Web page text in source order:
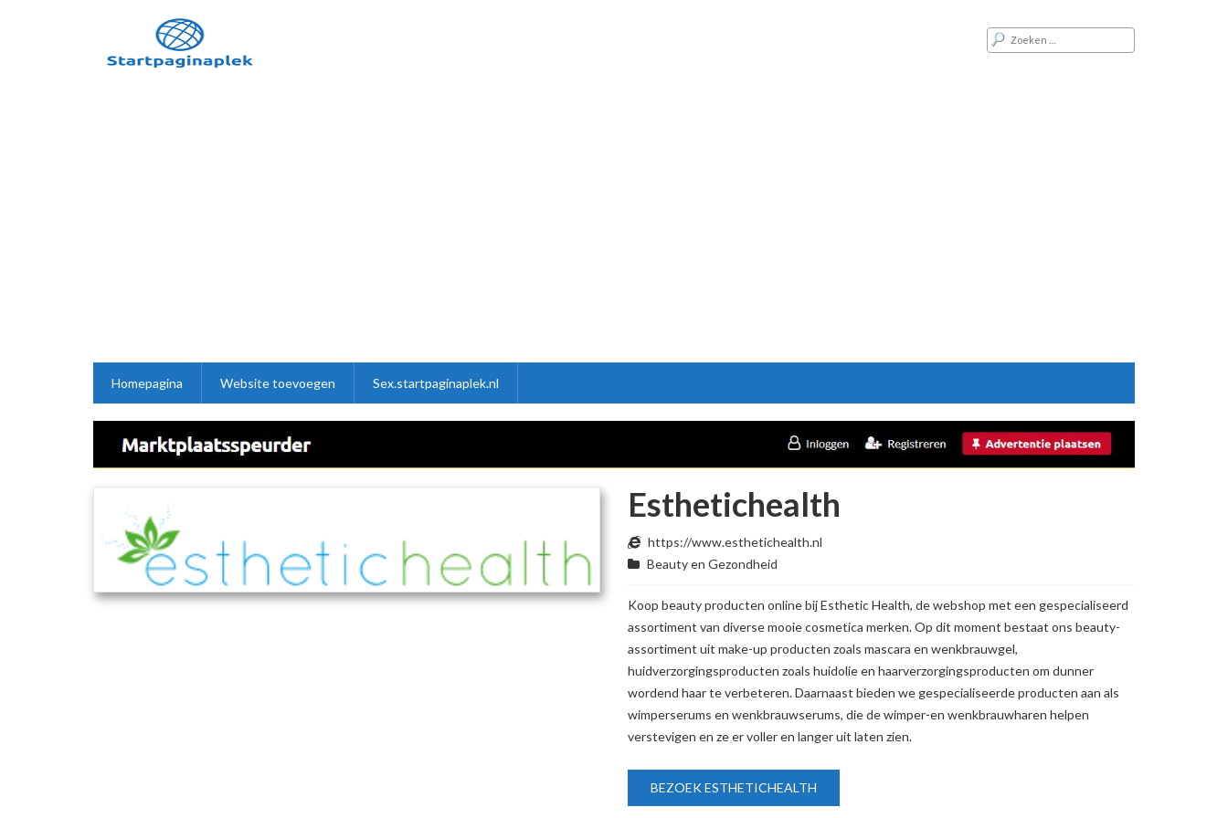
Homepagina Website toevoegen Sex.startpaginaplek.nl
Esthetichealth
https://www.esthetichealth.nl
Beauty en Gezondheid
Koop beauty producten online bij Esthetic Health, de webshop met een gespecialiseerd
assortiment van diverse mooie cosmetica merken. Op dit moment bestaat ons beauty-
assortiment uit make-up producten zoals mascara en wenkbrauwgel,
huidverzorgingsproducten zoals huidolie en haarverzorgingsproducten om dunner
wordend haar te verbeteren. Daarnaast bieden we gespecialiseerde producten aan als
wimperserums en wenkbrauwserums, die de wimper-en wenkbrauwharen helpen
verstevigen en ze er voller en langer uit laten zien.
BEZOEK ESTHETICHEALTH